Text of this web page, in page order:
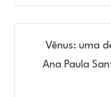
Vênus: uma
Ana Paula